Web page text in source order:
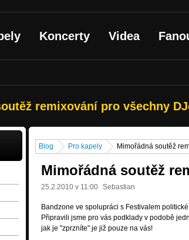
Koncerty Videa
remixování pro všechny
Blog Pro kapely Mimořádná soutěž
Mimořádná soutěž
25.2.2010 v 11:00 Sebastian
Bandzone ve spolupráci s Festivalem
Připravili jsme pro vás podklady v podobě
jak je "zprzníte" je již pouze na vás!